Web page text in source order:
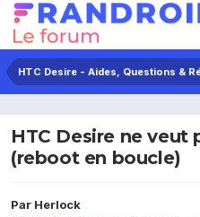
HTC Desire - Aides, Questions &
HTC Desire ne veut
(reboot en boucle)
Par Herlock